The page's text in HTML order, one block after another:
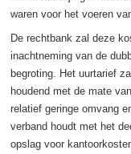
waren voor het voeren
De rechtbank zal deze
inachtneming van de
begroting. Het uurtarief
houdend met de mate
relatief geringe omvang
verband houdt met het
opslag voor